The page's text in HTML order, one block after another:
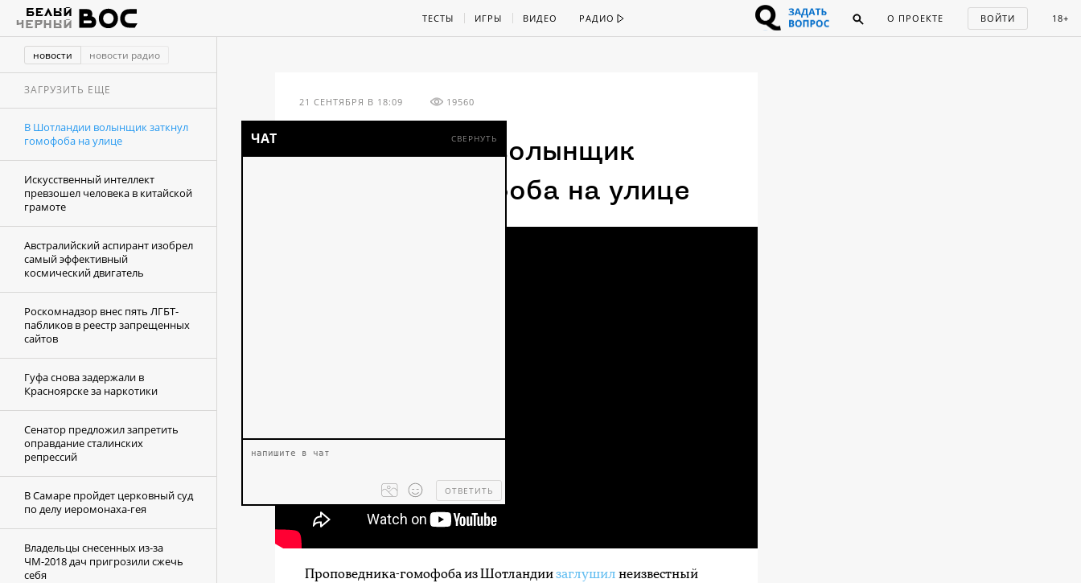
ТЕСТЫ ИГРЫ ВИДЕО РАДИО О ПРОЕКТЕ ВОЙТИ 18+
ЧАТ СВЕРНУТЬ
ОТВЕТИТЬ
dropped
новости новости радио
ЗАГРУЗИТЬ ЕЩЕ
В Шотландии волынщик заткнул
гомофоба на улице
Искусственный интеллект
превзошел человека в китайской
грамоте
Австралийский аспирант изобрел
самый эффективный
космический двигатель
Роскомнадзор внес пять ЛГБТ-
пабликов в реестр запрещенных
сайтов
Гуфа снова задержали в
Красноярске за наркотики
Сенатор предложил запретить
оправдание сталинских
репрессий
В Самаре пройдет церковный суд
по делу иеромонаха-гея
Владельцы снесенных из-за
ЧМ-2018 дач пригрозили сжечь
себя
21 СЕНТЯБРЯ В 18:09 19560
В Шотландии волынщик
заткнул гомофоба на улице
Проповедника-гомофоба из Шотландиизаглушил неизвестный